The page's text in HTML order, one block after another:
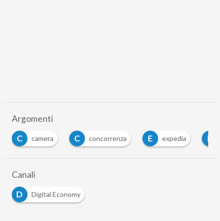
Argomenti
C
concorrenza E expedia F
Federalberghi
Canali
D
Digital Economy